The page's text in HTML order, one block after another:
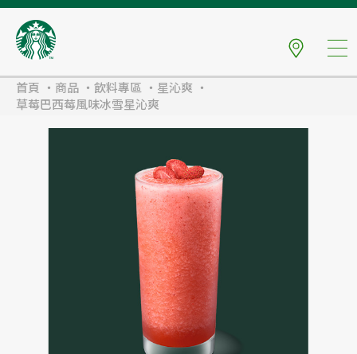
首頁 商品 飲料專區
星沁爽
草莓巴西莓風味冰雪星沁爽